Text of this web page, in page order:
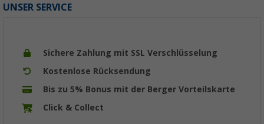
UNSER SERVICE
Sichere Zahlung mit SSL Verschlüsselung
Kostenlose Rücksendung
Bis zu 5% Bonus mit der Berger Vorteilskarte
Click & Collect